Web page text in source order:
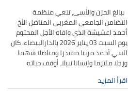
ببالغ الحزن والأسى، تنعي منظمة
التضامن الجامعي المغربي المناضل الأخ
أحمد اعشيشة الذي وافاه الأجل المحتوم
يوم السبت 03 يناير 2026 بالدارالبيضاء. كان
السي أحمد مربيا مقتدرا ومناضلا شهما
ورجلا ملتزما وإنسانا نبيلا، أوقف حياته
اقرأ المزيد